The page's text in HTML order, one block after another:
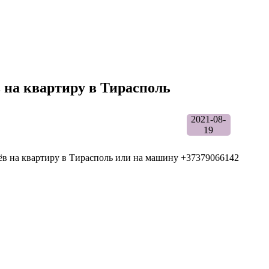
квартиру в Тирасполь
2021-08-
19
на квартиру в Тирасполь или на машину +37379066142